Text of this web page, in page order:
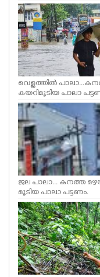
വെള്ളത്തിൽ
കയറിമൂടിയ പാലാ
ജല പാലാ... കനത്ത
മൂടിയ പാലാ പട്ടണം.